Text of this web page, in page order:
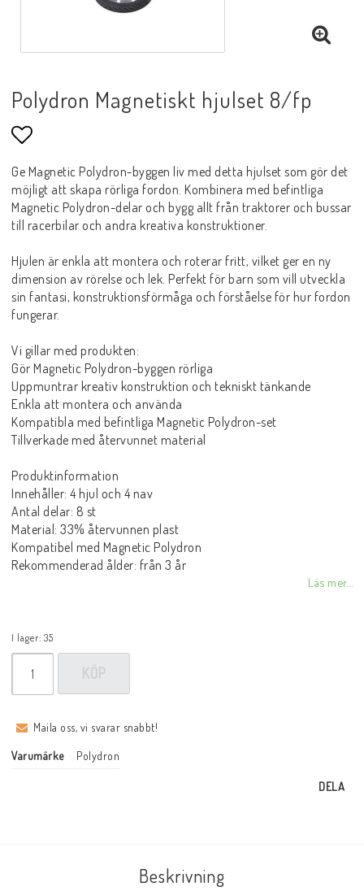
Polydron Magnetiskt hjulset 8/fp
Lägg till i favoritlistan
Ge Magnetic Polydron-byggen liv med detta hjulset som gör det
möjligt att skapa rörliga fordon. Kombinera med befintliga
Magnetic Polydron-delar och bygg allt från traktorer och bussar
till racerbilar och andra kreativa konstruktioner.
Hjulen är enkla att montera och roterar fritt, vilket ger en ny
dimension av rörelse och lek. Perfekt för barn som vill utveckla
sin fantasi, konstruktionsförmåga och förståelse för hur fordon
fungerar.
Vi gillar med produkten:
Gör Magnetic Polydron-byggen rörliga
Uppmuntrar kreativ konstruktion och tekniskt tänkande
Enkla att montera och använda
Kompatibla med befintliga Magnetic Polydron-set
Tillverkade med återvunnet material
Produktinformation
Innehåller: 4 hjul och 4 nav
Antal delar: 8 st
Material: 33% återvunnen plast
Kompatibel med Magnetic Polydron
Rekommenderad ålder: från 3 år
Läs mer...
I lager: 35
KÖP
Maila oss, vi svarar snabbt!
Varumärke Polydron
DELA
Beskrivning